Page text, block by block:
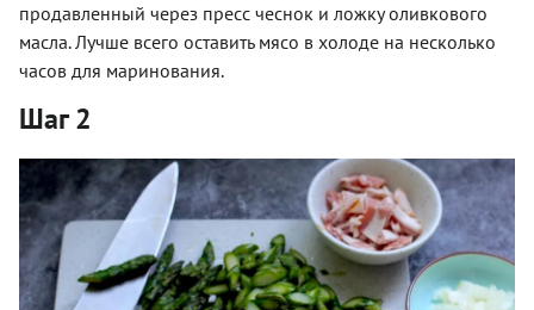
продавленный через пресс чеснок и ложку оливкового
масла. Лучше всего оставить мясо в холоде на несколько
часов для маринования.
Шаг 2